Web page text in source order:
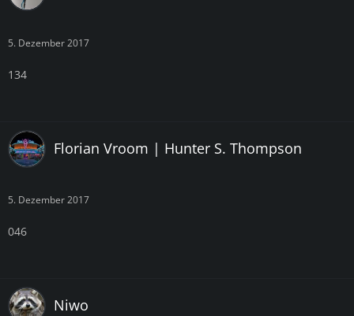
5. Dezember 2017
134
Florian Vroom | Hunter S. Thompson
5. Dezember 2017
046
Niwo